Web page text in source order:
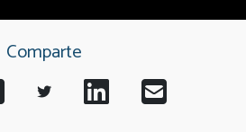
Comparte